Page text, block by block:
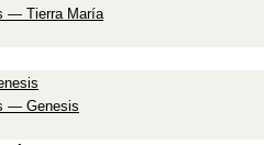
— Tierra María
— Genesis